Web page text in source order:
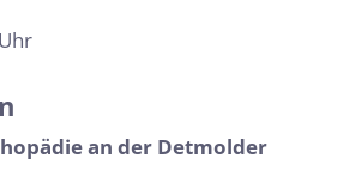
an der Detmolder